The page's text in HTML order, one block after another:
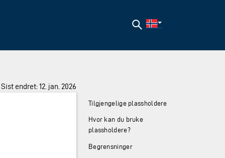
Søk
Sist endret: 12. jan. 2026
Tilgjengelige plassholdere
Hvor kan du bruke
plassholdere?
Begrensninger